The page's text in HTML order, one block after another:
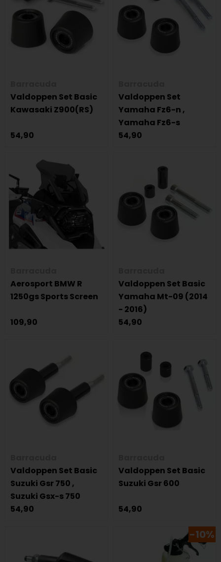
Valdoppen Set Basic
Kawasaki Z900(RS)
54,90
Valdoppen Set
Yamaha Fz6-n ,
Yamaha Fz6-s
54,90
Aerosport BMW R
1250gs Sports Screen
109,90
Valdoppen Set Basic
Yamaha Mt-09 (2014
- 2016)
54,90
Valdoppen Set Basic
Suzuki Gsr 750 ,
Suzuki Gsx-s 750
54,90
Valdoppen Set Basic
Suzuki Gsr 600
54,90
-10%